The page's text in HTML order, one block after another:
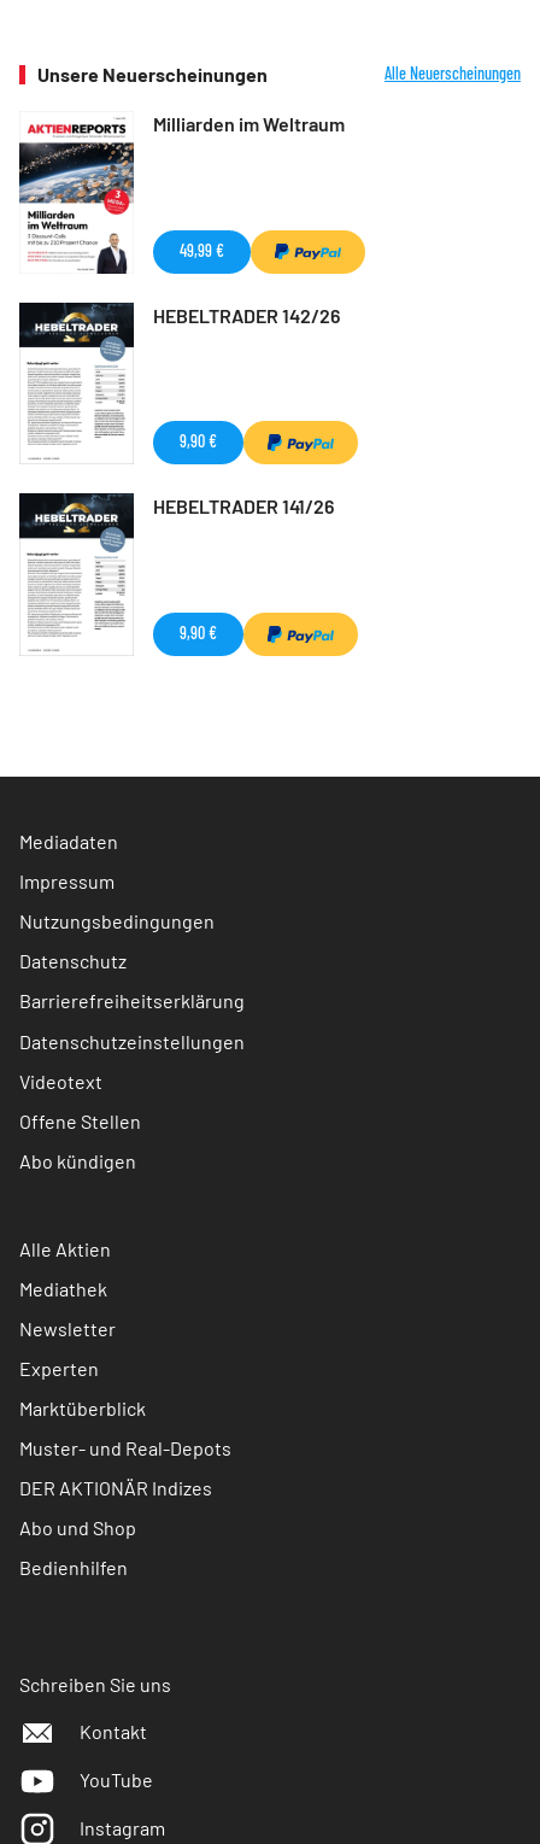
Unsere Neuerscheinungen Alle Neuerscheinungen
Milliarden im Weltraum
49,99 €
HEBELTRADER 142/26
9,90 €
HEBELTRADER 141/26
9,90 €
Mediadaten
Impressum
Nutzungsbedingungen
Datenschutz
Barrierefreiheitserklärung
Datenschutzeinstellungen
Videotext
Offene Stellen
Abo kündigen
Alle Aktien
Mediathek
Newsletter
Experten
Marktüberblick
Muster- und Real-Depots
DER AKTIONÄR Indizes
Abo und Shop
Bedienhilfen
Schreiben Sie uns
Kontakt
YouTube
Instagram